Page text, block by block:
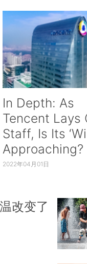
In Depth: As
Tencent Lays
Staff, Is Its
Approaching?
2022年04月01日
改变了